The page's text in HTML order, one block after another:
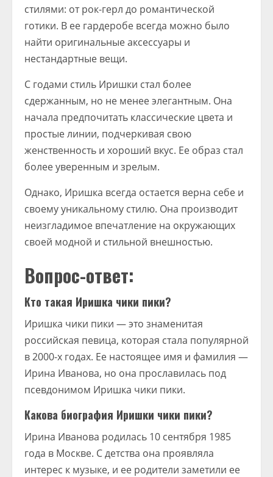
стилями: от рок-герл до романтической
готики. В ее гардеробе всегда можно было
найти оригинальные аксессуары и
нестандартные вещи.
С годами стиль Иришки стал более
сдержанным, но не менее элегантным. Она
начала предпочитать классические цвета и
простые линии, подчеркивая свою
женственность и хороший вкус. Ее образ стал
более уверенным и зрелым.
Однако, Иришка всегда остается верна себе и
своему уникальному стилю. Она производит
неизгладимое впечатление на окружающих
своей модной и стильной внешностью.
Вопрос-ответ:
Кто такая Иришка чики пики?
Иришка чики пики — это знаменитая
российская певица, которая стала популярной
в 2000-х годах. Ее настоящее имя и фамилия —
Ирина Иванова, но она прославилась под
псевдонимом Иришка чики пики.
Какова биография Иришки чики пики?
Ирина Иванова родилась 10 сентября 1985
года в Москве. С детства она проявляла
интерес к музыке, и ее родители заметили ее